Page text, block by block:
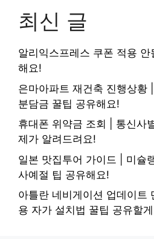
최신 글
알리익스프레스 쿠폰 적용
해요!
은마아파트 재건축 진행상황
분담금 꿀팁 공유해요!
휴대폰 위약금 조회 | 통신사
제가 알려드려요!
일본 맛집투어 가이드 | 미슐
사예절 팁 공유해요!
아틀란 네비게이션 업데이트
용 자가 설치법 꿀팁 공유할